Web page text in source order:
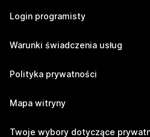
Login programisty
Warunki świadczenia usług
Polityka prywatności
Mapa witryny
Twoje wybory dotyczące